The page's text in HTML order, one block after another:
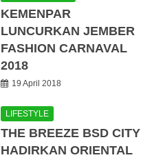
KEMENPAR
LUNCURKAN JEMBER
FASHION CARNAVAL
2018
19 April 2018
LIFESTYLE
THE BREEZE BSD CITY
HADIRKAN ORIENTAL